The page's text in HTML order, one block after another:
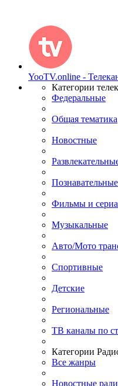
YooTV.online -
Категории
Федеральные
Общая тематика
Новостные
Познавательные
Фильмы и
Музыкальные
Авто/Мото
Спортивные
Детские
Региональные
ТВ каналы по
Категории
Все жанры
Новостные